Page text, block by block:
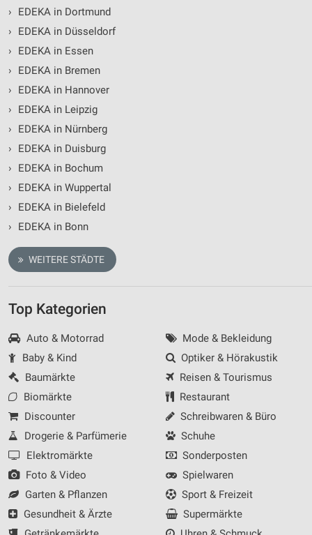
›
EDEKA in Dortmund
›
EDEKA in Düsseldorf
›
EDEKA in Essen
›
EDEKA in Bremen
›
EDEKA in Hannover
›
EDEKA in Leipzig
›
EDEKA in Nürnberg
›
EDEKA in Duisburg
›
EDEKA in Bochum
›
EDEKA in Wuppertal
›
EDEKA in Bielefeld
›
EDEKA in Bonn
WEITERE STÄDTE
Top Kategorien
Auto & Motorrad
Baby & Kind
Baumärkte
Biomärkte
Discounter
Drogerie & Parfümerie
Elektromärkte
Foto & Video
Garten & Pflanzen
Gesundheit & Ärzte
Mode & Bekleidung
Optiker & Hörakustik
Reisen & Tourismus
Restaurant
Schreibwaren & Büro
Schuhe
Sonderposten
Spielwaren
Sport & Freizeit
Supermärkte